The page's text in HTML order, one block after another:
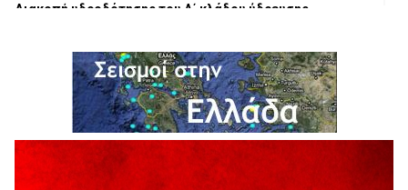
Διακοπή υδροδότησης του Α΄ κλάδου ύδρευσης
Η Marseaux στα Γρεβενά για μια μοναδική συναυλία
5 Αυγούστου 2026
Θερινό Σινεμά στο πλαίσιο του «Πολιτιστικού
Καλοκαιριού 2026» με την βραβευμένη ταινία «Μικρές
Ανάσες».
5 Αυγούστου 2026